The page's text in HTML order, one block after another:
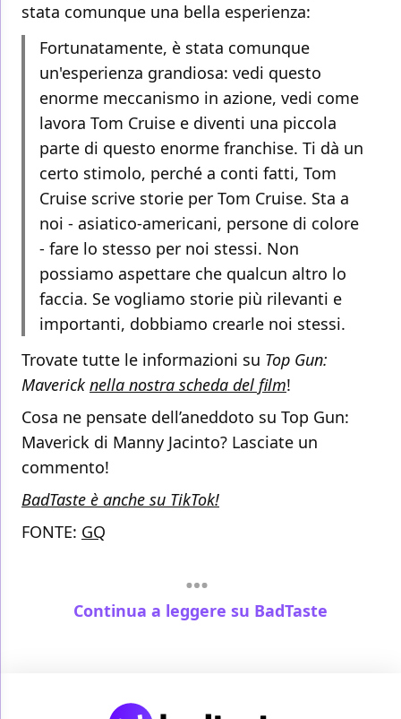
stata comunque una bella esperienza:
Fortunatamente, è stata comunque
un'esperienza grandiosa: vedi questo
enorme meccanismo in azione, vedi come
lavora Tom Cruise e diventi una piccola
parte di questo enorme franchise. Ti dà un
certo stimolo, perché a conti fatti, Tom
Cruise scrive storie per Tom Cruise. Sta a
noi - asiatico-americani, persone di colore
- fare lo stesso per noi stessi. Non
possiamo aspettare che qualcun altro lo
faccia. Se vogliamo storie più rilevanti e
importanti, dobbiamo crearle noi stessi.
Trovate tutte le informazioni su Top Gun:
Maverick nella nostra scheda del film!
Cosa ne pensate dell’aneddoto su Top Gun:
Maverick di Manny Jacinto? Lasciate un
commento!
BadTaste è anche su TikTok!
FONTE: GQ
Continua a leggere su BadTaste